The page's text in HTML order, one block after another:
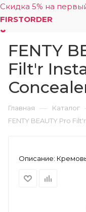
Скидка 5% на
FIRSTORDER
FENTY
Filt'r
Главная — Каталог
FENTY BEAUTY Pro
Описание: